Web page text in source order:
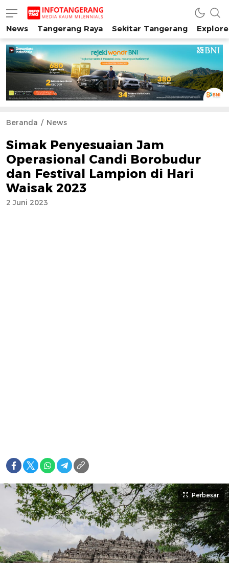
INFO TANGERANG
Media Kaum Millenials Tangerang Raya
News Tangerang Raya Sekitar Tangerang
Beranda News
Simak Penyesuaian Jam
Operasional Candi Borobudur
dan Festival Lampion di Hari
Waisak 2023
2 Juni 2023
Perbesar